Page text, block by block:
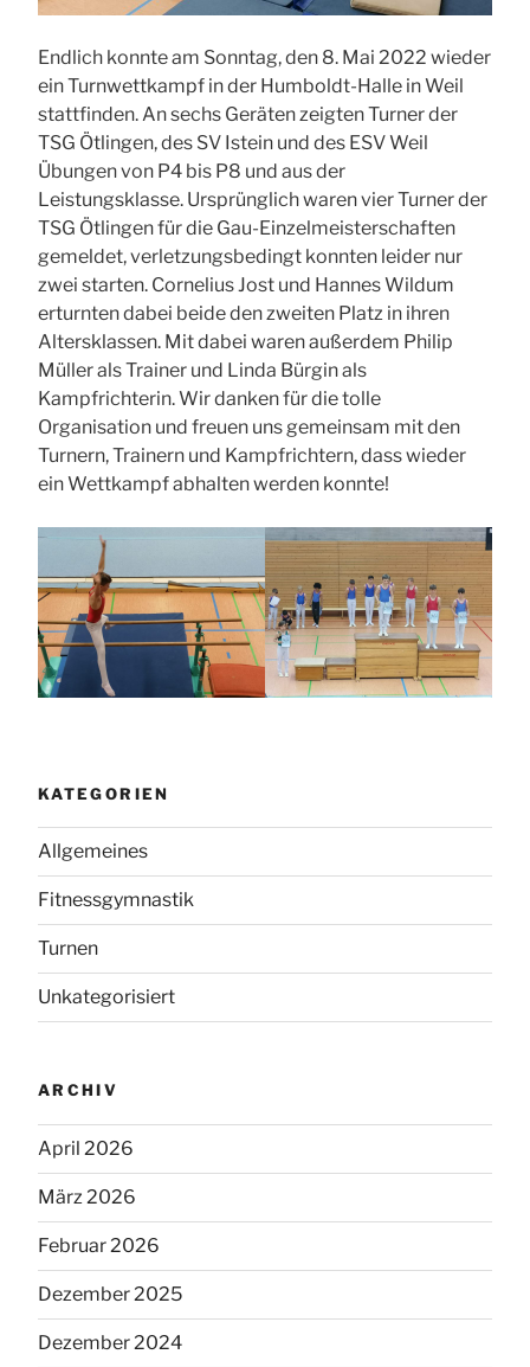
Endlich konnte am Sonntag, den 8. Mai 2022 wieder
ein Turnwettkampf in der Humboldt-Halle in Weil
stattfinden. An sechs Geräten zeigten Turner der
TSG Ötlingen, des SV Istein und des ESV Weil
Übungen von P4 bis P8 und aus der
Leistungsklasse. Ursprünglich waren vier Turner der
TSG Ötlingen für die Gau-Einzelmeisterschaften
gemeldet, verletzungsbedingt konnten leider nur
zwei starten. Cornelius Jost und Hannes Wildum
erturnten dabei beide den zweiten Platz in ihren
Altersklassen. Mit dabei waren außerdem Philip
Müller als Trainer und Linda Bürgin als
Kampfrichterin. Wir danken für die tolle
Organisation und freuen uns gemeinsam mit den
Turnern, Trainern und Kampfrichtern, dass wieder
ein Wettkampf abhalten werden konnte!
KATEGORIEN
Allgemeines
Fitnessgymnastik
Turnen
Unkategorisiert
ARCHIV
April 2026
März 2026
Februar 2026
Dezember 2025
Dezember 2024